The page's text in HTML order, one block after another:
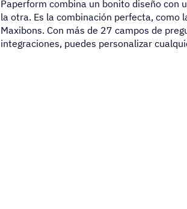
Paperform combina un bonito diseño con
la otra. Es la combinación perfecta, como
Maxibons. Con más de 27 campos de
integraciones, puedes personalizar